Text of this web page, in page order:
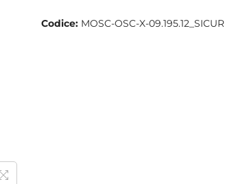
Codice: MOSC-OSC-X-09.195.12_SICUR